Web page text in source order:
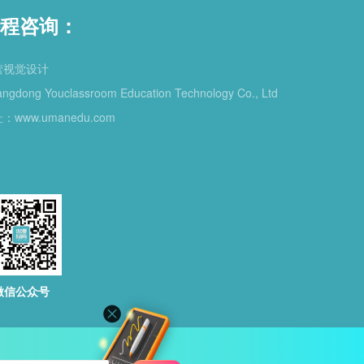
咨询：
视觉设计
Youclassroom Education Technology Co., Ltd
：www.umanedu.com
信公众号